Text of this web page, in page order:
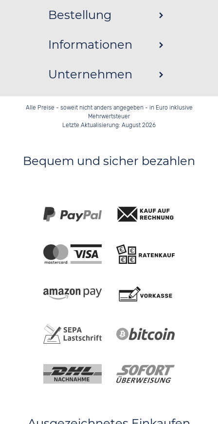
Bestellung
Informationen
Unternehmen
Alle Preise - soweit nicht anders angegeben - in Euro inklusive
Mehrwertsteuer
Letzte Aktualisierung: August 2026
Bequem und sicher bezahlen